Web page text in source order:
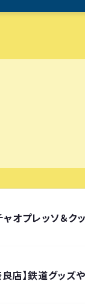
ャオプレッソ＆
店】鉄道グッズ